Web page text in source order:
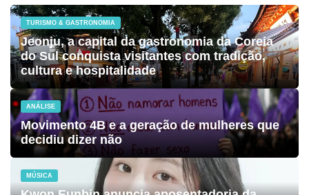
TURISMO & GASTRONOMIA
Jeonju, a capital da gastronomia da Coreia
do Sul conquista visitantes com tradição,
cultura e hospitalidade
ANÁLISE
Movimento 4B e a geração de mulheres que
decidiu dizer não
MÚSICA